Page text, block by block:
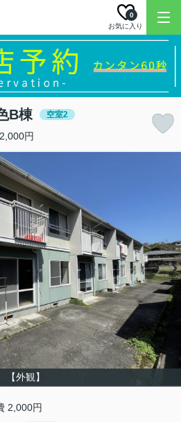
お気に入り
0
B棟 空室2
円
【外観】
2,000円